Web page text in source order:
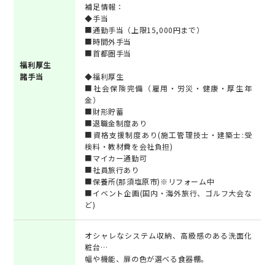
福利厚生
諸手当
補足情報：
◆手当
■通勤手当（上限15,000円まで）
■時間外手当
■首都圏手当
◆福利厚生
■社会保険完備（雇用・労災・健康・厚生年
金）
■財形貯蓄
■退職金制度あり
■資格支援制度あり(施工管理技士・建築士:受
検料・教材費を会社負担)
■マイカー通勤可
■社員旅行あり
■保養所(那須塩原市)※リフォーム中
■イベント企画(国内・海外旅行、ゴルフ大会な
ど)
オシャレなシステム収納、高級感のある洗面化
粧台…
幅や機能、扉の色が選べる食器棚。